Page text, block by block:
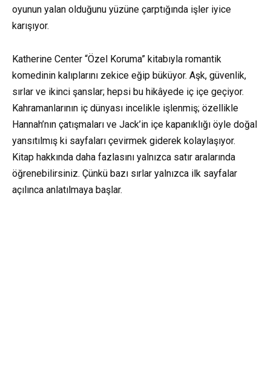
oyunun yalan olduğunu yüzüne çarptığında işler iyice
karışıyor.
Katherine Center “Özel Koruma” kitabıyla romantik
komedinin kalıplarını zekice eğip büküyor. Aşk, güvenlik,
sırlar ve ikinci şanslar; hepsi bu hikâyede iç içe geçiyor.
Kahramanlarının iç dünyası incelikle işlenmiş; özellikle
Hannah’nın çatışmaları ve Jack’in içe kapanıklığı öyle doğal
yansıtılmış ki sayfaları çevirmek giderek kolaylaşıyor.
Kitap hakkında daha fazlasını yalnızca satır aralarında
öğrenebilirsiniz. Çünkü bazı sırlar yalnızca ilk sayfalar
açılınca anlatılmaya başlar.